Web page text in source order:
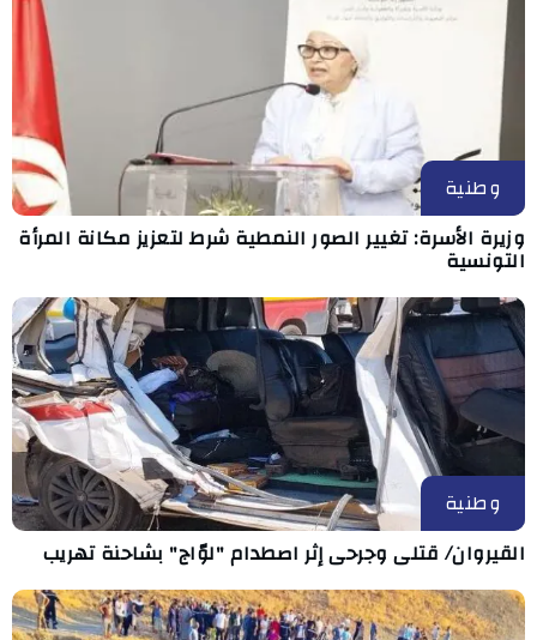
وطنية
وزيرة الأسرة: تغيير الصور النمطية شرط لتعزيز مكانة المرأة
التونسية
وطنية
القيروان/ قتلى وجرحى إثر اصطدام "لوّاج" بشاحنة تهريب